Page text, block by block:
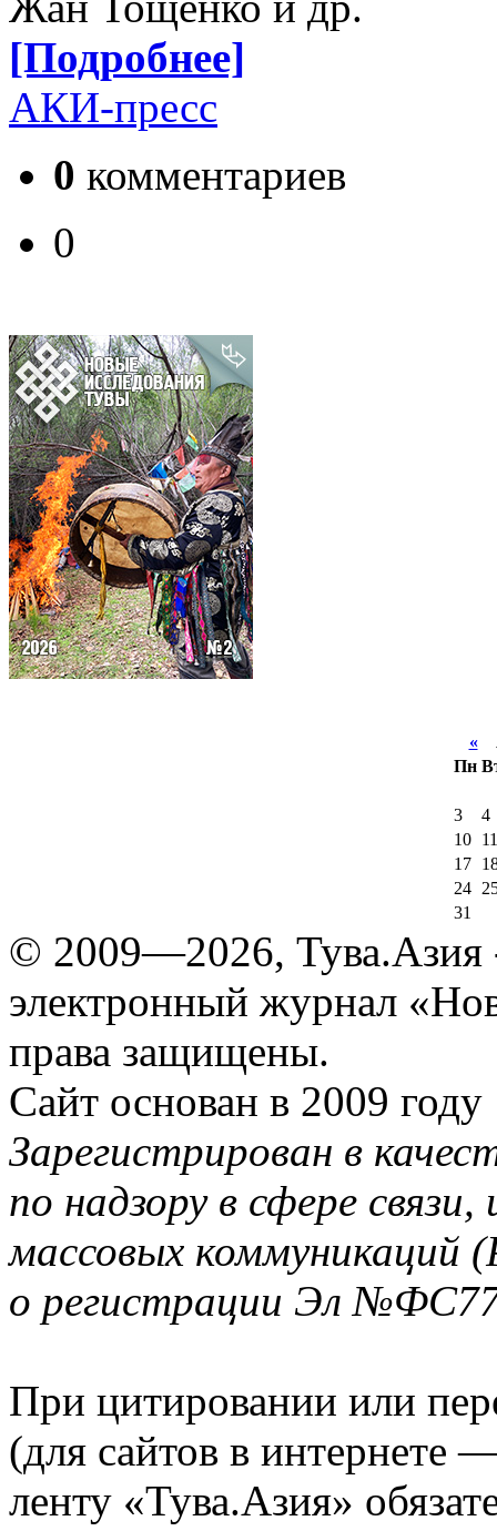
[Подробнее]
АКИ-пресс
0 комментариев
0
«
Пн
3
4
10
11
17
24
31
© 2009—2026, Тува.Азия
электронный журнал
права защищены.
Сайт основан в 2009 году
Зарегистрирован в
по надзору в сфере
массовых коммуникаций
о регистрации Эл
При цитировании или
(для сайтов в интернете
ленту «Тува.Азия»